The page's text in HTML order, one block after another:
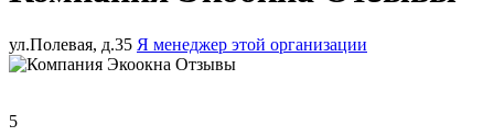
ул.Полевая, д.35 Я менеджер этой организации
5